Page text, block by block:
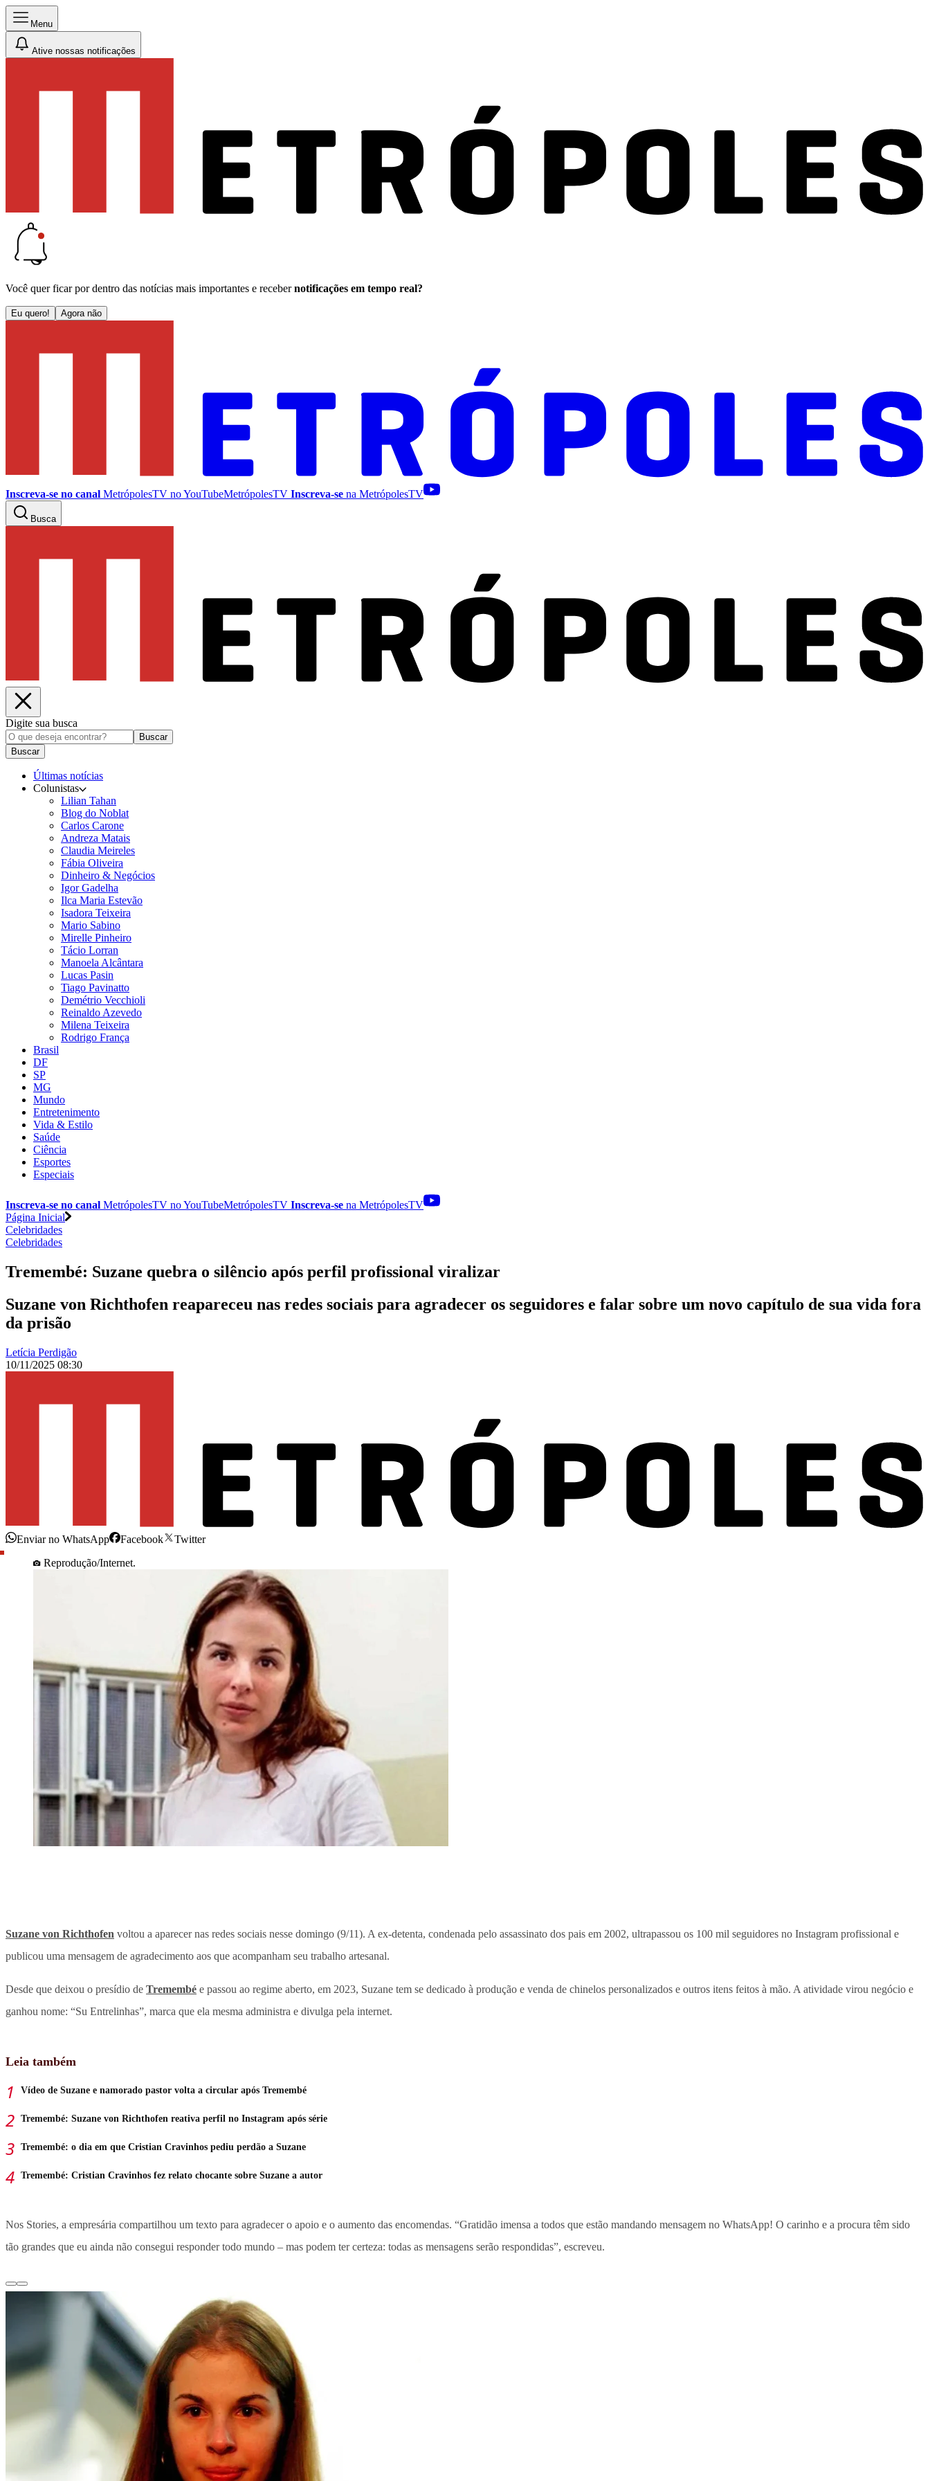
Menu
Ative nossas notificações
Você quer ficar por dentro das notícias mais importantes e receber notificações em tempo real?
Eu quero! Agora não
Inscreva-se no canal MetrópolesTV noYouTubeMetrópolesTV Inscreva-se na MetrópolesTV
Busca
Digite sua busca
Buscar
Buscar
Últimas notícias
Colunistas
Lilian Tahan
Blog do Noblat
Carlos Carone
Andreza Matais
Claudia Meireles
Fábia Oliveira
Dinheiro & Negócios
Igor Gadelha
Ilca Maria Estevão
Isadora Teixeira
Mario Sabino
Mirelle Pinheiro
Tácio Lorran
Manoela Alcântara
Lucas Pasin
Tiago Pavinatto
Demétrio Vecchioli
Reinaldo Azevedo
Milena Teixeira
Rodrigo França
Brasil
DF
SP
MG
Mundo
Entretenimento
Vida & Estilo
Saúde
Ciência
Esportes
Especiais
Inscreva-se no canal MetrópolesTV noYouTubeMetrópolesTV Inscreva-se na MetrópolesTV
Página Inicial
Celebridades
Celebridades
Tremembé: Suzane quebra o silêncio após perfil profissional viralizar
Suzane von Richthofen reapareceu nas redes sociais para agradecer os seguidores e falar sobre um novo capítulo de sua vida fora
da prisão
Letícia Perdigão
10/11/2025 08:30
Enviar no WhatsApp Facebook
Twitter
Reprodução/Internet.
Suzane von Richthofen voltou a aparecer nas redes sociais nesse domingo (9/11). A ex-detenta, condenada pelo assassinato dos pais em 2002, ultrapassou os 100 mil seguidores no Instagram profissional e
publicou uma mensagem de agradecimento aos que acompanham seu trabalho artesanal.
Desde que deixou o presídio de Tremembé e passou ao regime aberto, em 2023, Suzane tem se dedicado à produção e venda de chinelos personalizados e outros itens feitos à mão. A atividade virou negócio e
ganhou nome: “Su Entrelinhas”, marca que ela mesma administra e divulga pela internet.
Leia também
Vídeo de Suzane e namorado pastor volta a circular após Tremembé
Tremembé: Suzane von Richthofen reativa perfil no Instagram após série
Tremembé: o dia em que Cristian Cravinhos pediu perdão a Suzane
Tremembé: Cristian Cravinhos fez relato chocante sobre Suzane a autor
Nos Stories, a empresária compartilhou um texto para agradecer o apoio e o aumento das encomendas. “Gratidão imensa a todos que estão mandando mensagem no WhatsApp! O carinho e a procura têm sido
tão grandes que eu ainda não consegui responder todo mundo – mas podem ter certeza: todas as mensagens serão respondidas”, escreveu.